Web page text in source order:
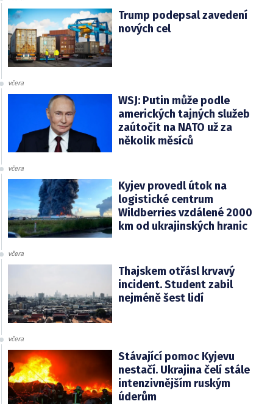
Trump podepsal zavedení
nových cel
včera
WSJ: Putin může podle
amerických tajných služeb
zaútočit na NATO už za
několik měsíců
včera
Kyjev provedl útok na
logistické centrum
Wildberries vzdálené 2000
km od ukrajinských hranic
včera
Thajskem otřásl krvavý
incident. Student zabil
nejméně šest lidí
včera
Stávající pomoc Kyjevu
nestačí. Ukrajina čelí stále
intenzivnějším ruským
úderům